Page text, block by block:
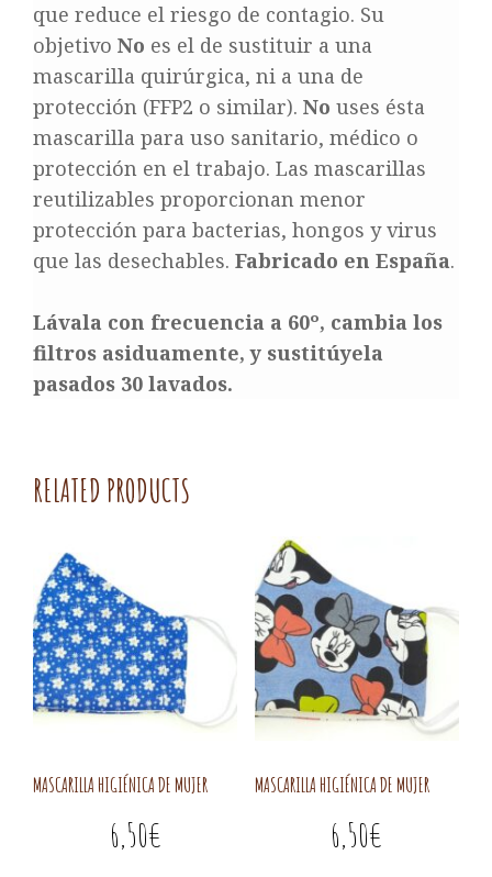
que reduce el riesgo de contagio. Su
objetivo No es el de sustituir a una
mascarilla quirúrgica, ni a una de
protección (FFP2 o similar). No uses ésta
mascarilla para uso sanitario, médico o
protección en el trabajo. Las mascarillas
reutilizables proporcionan menor
protección para bacterias, hongos y virus
que las desechables. Fabricado en España.
Lávala con frecuencia a 60º, cambia los
filtros asiduamente, y sustitúyela
pasados 30 lavados.
RELATED PRODUCTS
MASCARILLA HIGIÉNICA DE MUJER
6,50€
MASCARILLA HIGIÉNICA DE MUJER
6,50€